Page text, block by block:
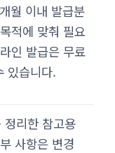
월 이내 발급분
적에 맞춰 필요
인 발급은 무료
있습니다.
리한 참고용
사항은 변경